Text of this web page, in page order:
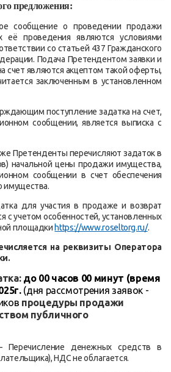
предложения:
о проведении продажи
её проведения являются условиями
со статьей 437 Гражданского
Подача Претендентом заявки и
счет являются акцептом такой оферты,
заключенным в установленном
поступление задатка на счет,
сообщении, является выписка с
Претенденты перечисляют задаток в
начальной цены продажи имущества,
сообщении в счет обеспечения
имущества.
для участия в продаже и возврат
с учетом особенностей, установленных
площадки https://www.roseltorg.ru/.
на реквизиты Оператора
до 00 часов 00 минут (время
(дня рассмотрения заявок -
процедуры продажи
публичного
Перечисление денежных средств в
НДС не облагается.